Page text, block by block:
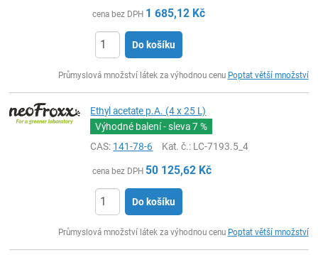
cena bez DPH 1 685,12 Kč
Do košíku
Průmyslová množství látek za výhodnou cenu Poptat větší množství
Ethyl acetate p.A. (4 x 25 L)
Výhodné balení - sleva7 %
CAS: 141-78-6 Kat. č.: LC-7193.5_4
cena bez DPH 50 125,62 Kč
Do košíku
Průmyslová množství látek za výhodnou cenu Poptat větší množství